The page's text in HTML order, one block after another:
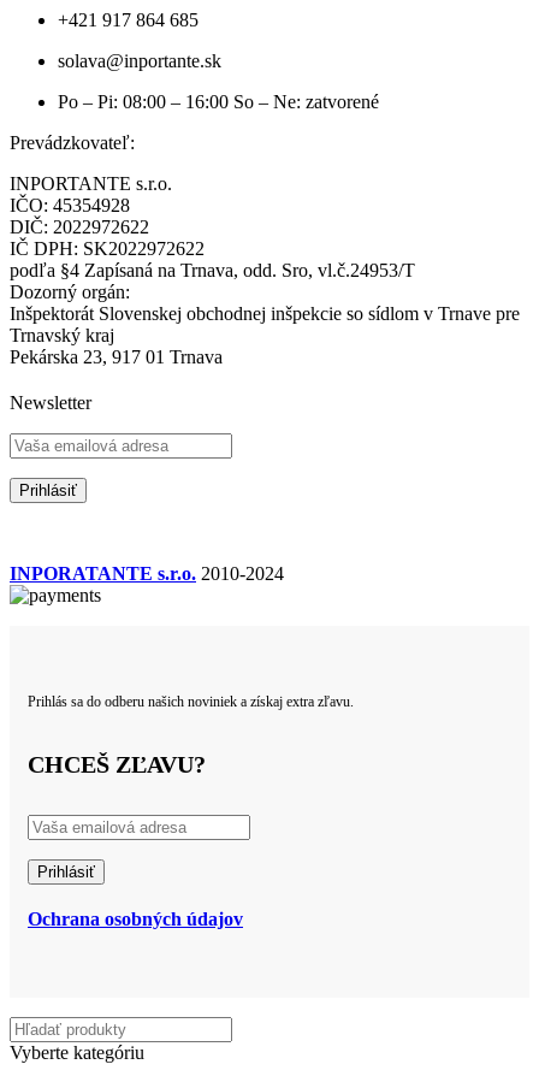
+421 917 864 685
solava@inportante.sk
Po – Pi: 08:00 – 16:00 So – Ne: zatvorené
Prevádzkovateľ:
INPORTANTE s.r.o.
IČO: 45354928
DIČ: 2022972622
IČ DPH: SK2022972622
podľa §4 Zapísaná na Trnava, odd. Sro, vl.č.24953/T
Dozorný orgán:
Inšpektorát Slovenskej obchodnej inšpekcie so sídlom v Trnave pre
Trnavský kraj
Pekárska 23, 917 01 Trnava
Newsletter
INPORATANTE s.r.o. 2010-2024
Prihlás sa do odberu našich noviniek a získaj extra zľavu.
CHCEŠ ZĽAVU?
Ochrana osobných údajov
Vyberte kategóriu